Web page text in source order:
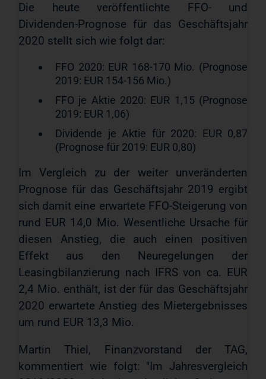
Die heute veröffentlichte FFO- und
Dividenden-Prognose für das Geschäftsjahr
2020 stellt sich wie folgt dar:
FFO 2020: EUR 168-170 Mio. (Prognose
2019: EUR 154-156 Mio.)
FFO je Aktie 2020: EUR 1,15 (Prognose
2019: EUR 1,06)
Dividende je Aktie für 2020: EUR 0,87
(Prognose für 2019: EUR 0,80)
Im Vergleich zu der weiter unveränderten
Prognose für das Geschäftsjahr 2019 ergibt
sich damit eine erwartete FFO-Steigerung von
rund EUR 14,0 Mio. Wesentliche Ursache für
diesen Anstieg, die auch einen positiven
Effekt aus den Neuregelungen der
Leasingbilanzierung nach IFRS von ca. EUR
2,4 Mio. enthält, ist der für das Geschäftsjahr
2020 erwartete Anstieg des Mietergebnisses
um rund EUR 13,3 Mio.
Martin Thiel, Finanzvorstand der TAG,
kommentiert wie folgt: "Im Jahresvergleich